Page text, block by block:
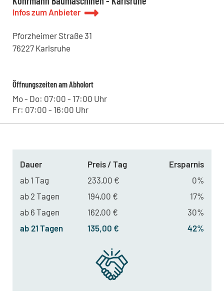
Kohrmann Baumaschinen - Leipzig
Infos zum Anbieter
Pforzheimer Straße 31
76227 Karlsruhe
Öffnungszeiten am Abholort
Mo - Do: 07:00 - 17:00 Uhr
Fr: 07:00 - 16:00 Uhr
Dauer Preis / Tag
Ersparnis
ab 1 Tag
233,00 €
0%
ab 2 Tagen
194,00 €
17%
ab 6 Tagen
162,00 €
30%
ab 21 Tagen
135,00 € 42%